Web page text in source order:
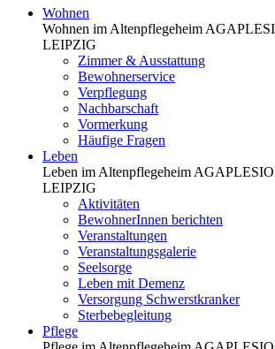
Wohnen
Wohnen im Altenpflegeheim
LEIPZIG
Zimmer & Ausstattung
Bewohnerservice
Verpflegung
Nachbarschaft
Vormerkung
Häufige Fragen
Leben
Leben im Altenpflegeheim
LEIPZIG
Aktivitäten
BewohnerInnen berichten
Veranstaltungen
Veranstaltungsgalerie
Seelsorge
Leben mit Demenz
Versorgung Schwerstkranker
Sterbebegleitung
Pflege